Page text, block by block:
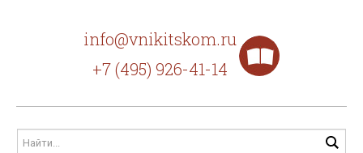
info@vnikitskom.ru
+7 (495) 926-41-14